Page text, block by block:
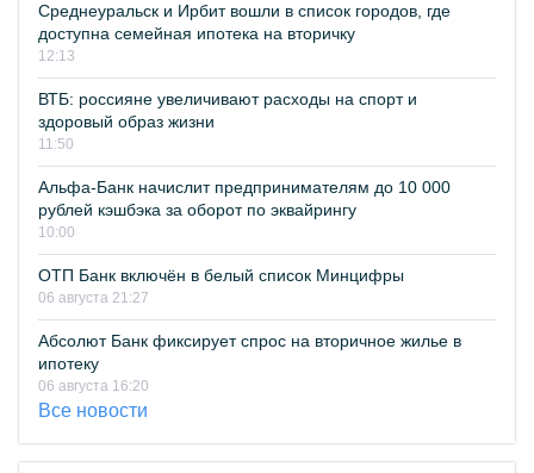
Среднеуральск и Ирбит вошли в список городов, где
доступна семейная ипотека на вторичку
12:13
ВТБ: россияне увеличивают расходы на спорт и
здоровый образ жизни
11:50
Альфа-Банк начислит предпринимателям до 10 000
рублей кэшбэка за оборот по эквайрингу
10:00
ОТП Банк включён в белый список Минцифры
06 августа 21:27
Абсолют Банк фиксирует спрос на вторичное жилье в
ипотеку
06 августа 16:20
Все новости